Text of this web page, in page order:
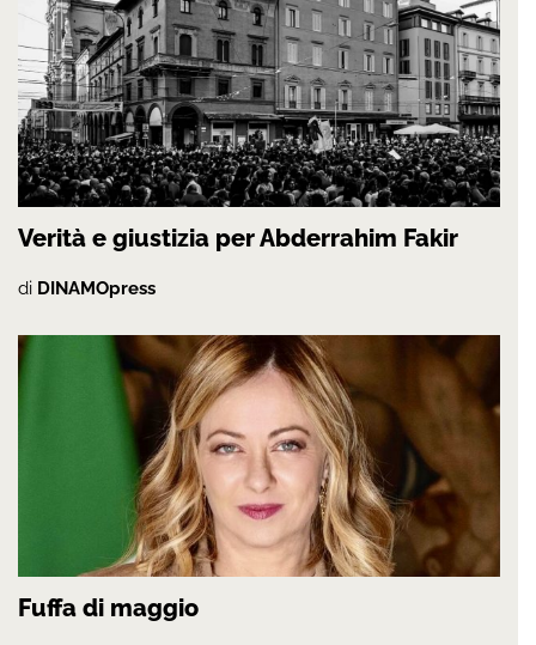
Verità e giustizia per Abderrahim Fakir
di DINAMOpress
Fuffa di maggio